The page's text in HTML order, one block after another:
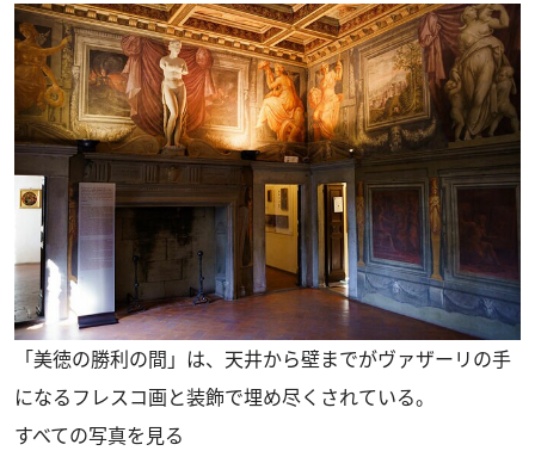
「美徳の勝利の間」は、天井から壁までがヴァザーリの手
になるフレスコ画と装飾で埋め尽くされている。
すべての写真を見る